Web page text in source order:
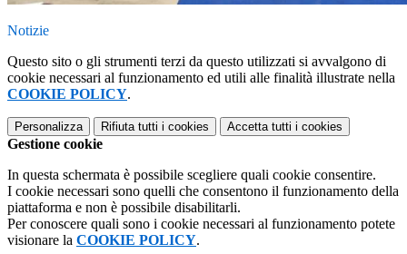
Notizie
Questo sito o gli strumenti terzi da questo utilizzati si avvalgono di
cookie necessari al funzionamento ed utili alle finalità illustrate nella
COOKIE POLICY.
Personalizza Rifiuta tutti i cookies Accetta tutti i cookies
Gestione cookie
In questa schermata è possibile scegliere quali cookie consentire.
I cookie necessari sono quelli che consentono il funzionamento della
piattaforma e non è possibile disabilitarli.
Per conoscere quali sono i cookie necessari al funzionamento potete
visionare la COOKIE POLICY.